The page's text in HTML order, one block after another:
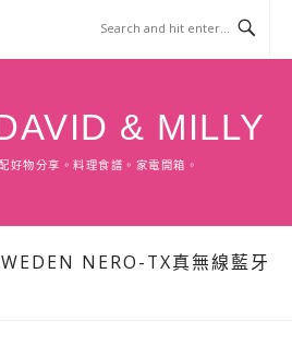
& MILLY
好物分享。料理食譜。家電開箱。
NERO-TX真無線藍牙